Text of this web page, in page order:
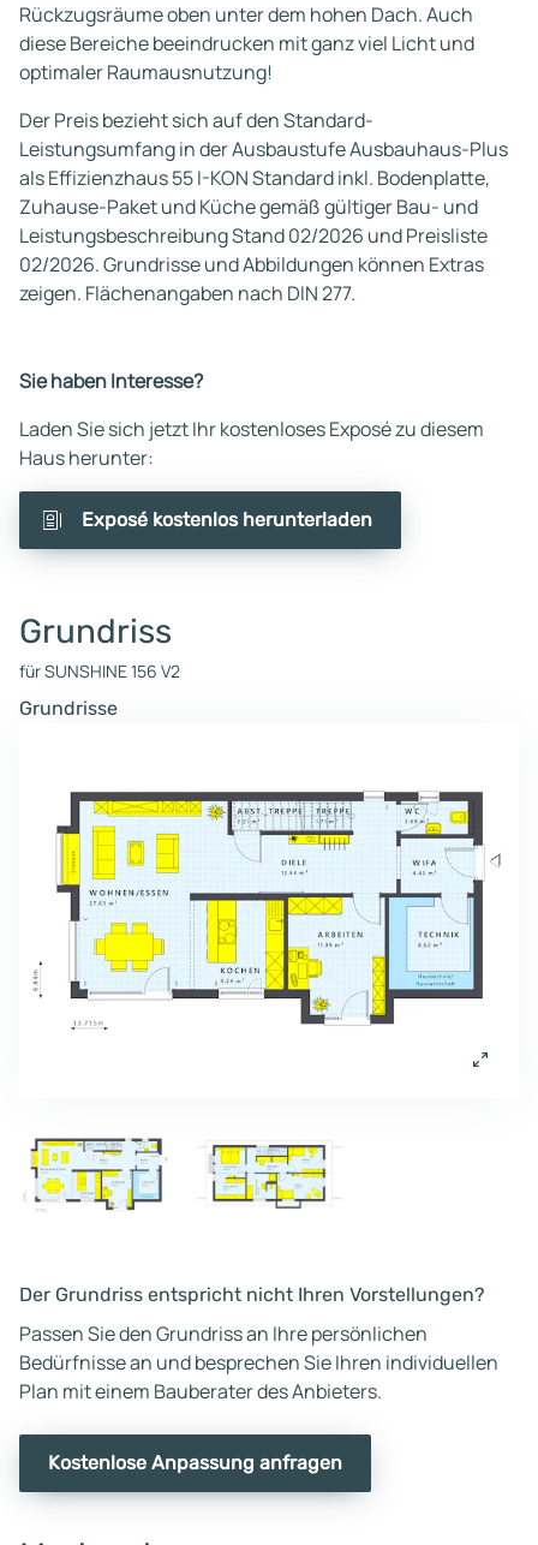
Rückzugsräume oben unter dem hohen Dach. Auch
diese Bereiche beeindrucken mit ganz viel Licht und
optimaler Raumausnutzung!
Der Preis bezieht sich auf den Standard-
Leistungsumfang in der Ausbaustufe Ausbauhaus-Plus
als Effizienzhaus 55 I-KON Standard inkl. Bodenplatte,
Zuhause-Paket und Küche gemäß gültiger Bau- und
Leistungsbeschreibung Stand 02/2026 und Preisliste
02/2026. Grundrisse und Abbildungen können Extras
zeigen. Flächenangaben nach DIN 277.
Sie haben Interesse?
Laden Sie sich jetzt Ihr kostenloses Exposé zu diesem
Haus herunter:
Exposé kostenlos herunterladen
Grundriss
für SUNSHINE 156 V2
Grundrisse
Der Grundriss entspricht nicht Ihren Vorstellungen?
Passen Sie den Grundriss an Ihre persönlichen
Bedürfnisse an und besprechen Sie Ihren individuellen
Plan mit einem Bauberater des Anbieters.
Kostenlose Anpassung anfragen